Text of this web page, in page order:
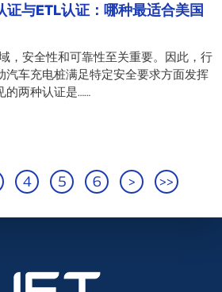
证与ETL认证：哪种最适合美国
，安全性和可靠性至关重要。因此，行
汽车充电桩满足特定安全要求方面发挥
的两种认证是……
4 5 6 > >>